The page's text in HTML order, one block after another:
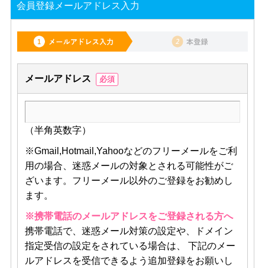
会員登録メールアドレス入力
メールアドレス 必須
（半角英数字）
※Gmail,Hotmail,Yahooなどのフリーメールをご利
用の場合、迷惑メールの対象とされる可能性がご
ざいます。フリーメール以外のご登録をお勧めし
ます。
※携帯電話のメールアドレスをご登録される方へ
携帯電話で、迷惑メール対策の設定や、ドメイン
指定受信の設定をされている場合は、 下記のメー
ルアドレスを受信できるよう追加登録をお願いし